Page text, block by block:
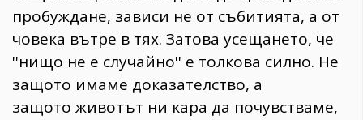
пробуждане, зависи не от събитията, а от
човека вътре в тях. Затова усещането, че
''нищо не е случайно'' е толкова силно. Не
защото имаме доказателство, а
защото животът ни кара да почувстваме,